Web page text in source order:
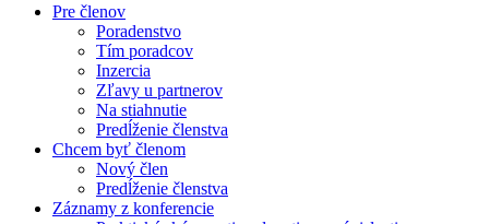
Pre členov
Poradenstvo
Tím poradcov
Inzercia
Zľavy u partnerov
Na stiahnutie
Predĺženie členstva
Chcem byť členom
Nový člen
Predĺženie členstva
Záznamy z konferencie